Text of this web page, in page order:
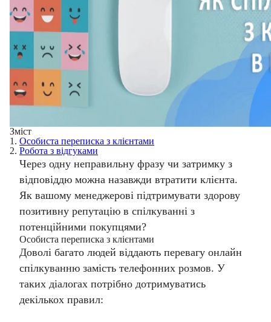
Зміст
1. Особиста переписка з клієнтами
2. Робота з відгуками
Через одну неправильну фразу чи затримку з
відповіддю можна назавжди втратити клієнта.
Як вашому менеджерові підтримувати здорову
позитивну репутацію в спілкуванні з
потенційними покупцями?
Особиста переписка з клієнтами
Доволі багато людей віддають перевагу онлайн
спілкуванню замість телефонних розмов. У
таких діалогах потрібно дотримуватись
декількох правил: